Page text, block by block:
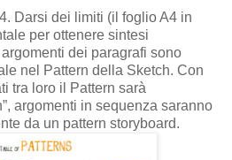
Darsi dei limiti (il foglio A4 in
per ottenere sintesi
dei paragrafi sono
nel Pattern della Sketch. Con
tra loro il Pattern sarà
argomenti in sequenza saranno
da un pattern storyboard.